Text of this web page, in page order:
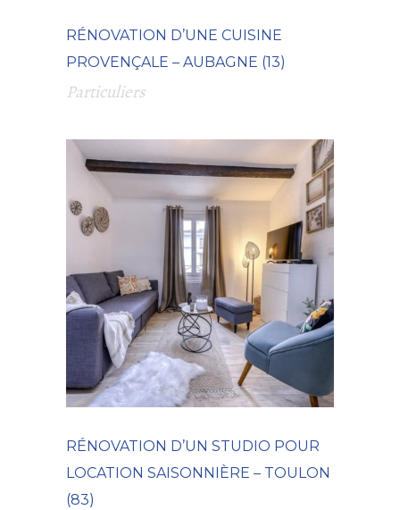
RÉNOVATION D’UNE CUISINE
PROVENÇALE – AUBAGNE (13)
Particuliers
RÉNOVATION D’UN STUDIO POUR
LOCATION SAISONNIÈRE – TOULON
(83)